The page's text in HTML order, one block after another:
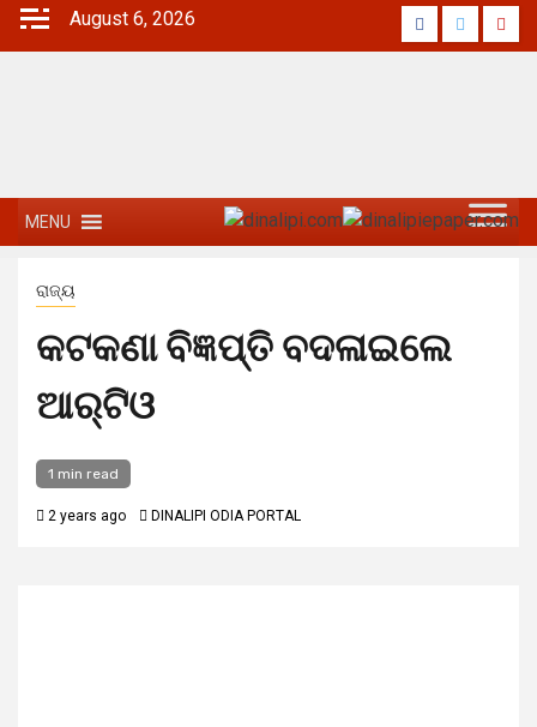
August 6, 2026
MENU
ରାଜ୍ୟ
କଟକଣା ବିଜ୍ଞପ୍ତି ବଦଳାଇଲେ
ଆର୍‌ଟିଓ
1 min read
2 years ago DINALIPI ODIA PORTAL